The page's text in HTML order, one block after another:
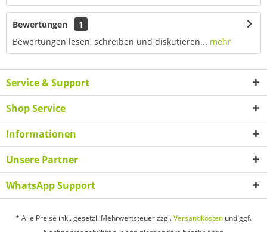
Bewertungen
1
Bewertungen lesen, schreiben und diskutieren... mehr
Service & Support
Shop Service
Informationen
Unsere Partner
WhatsApp Support
* Alle Preise inkl. gesetzl. Mehrwertsteuer zzgl.Versandkosten und ggf.